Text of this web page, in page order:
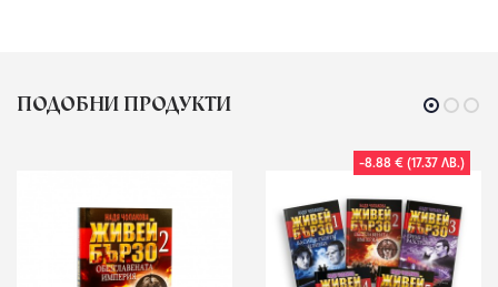
ПОДОБНИ ПРОДУКТИ
-8.88 € (17.37 ЛВ.)